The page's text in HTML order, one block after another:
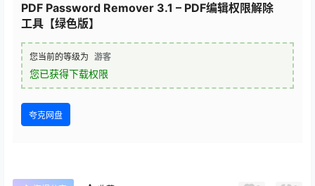
PDF Password Remover 3.1 – PDF编辑权限解除
工具【绿色版】
您当前的等级为 游客
您已获得下载权限
夸克网盘